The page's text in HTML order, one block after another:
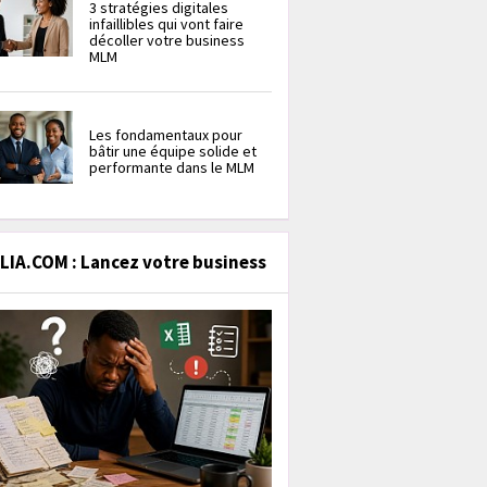
3 stratégies digitales
infaillibles qui vont faire
décoller votre business
MLM
Les fondamentaux pour
bâtir une équipe solide et
performante dans le MLM
: Lancez votre business